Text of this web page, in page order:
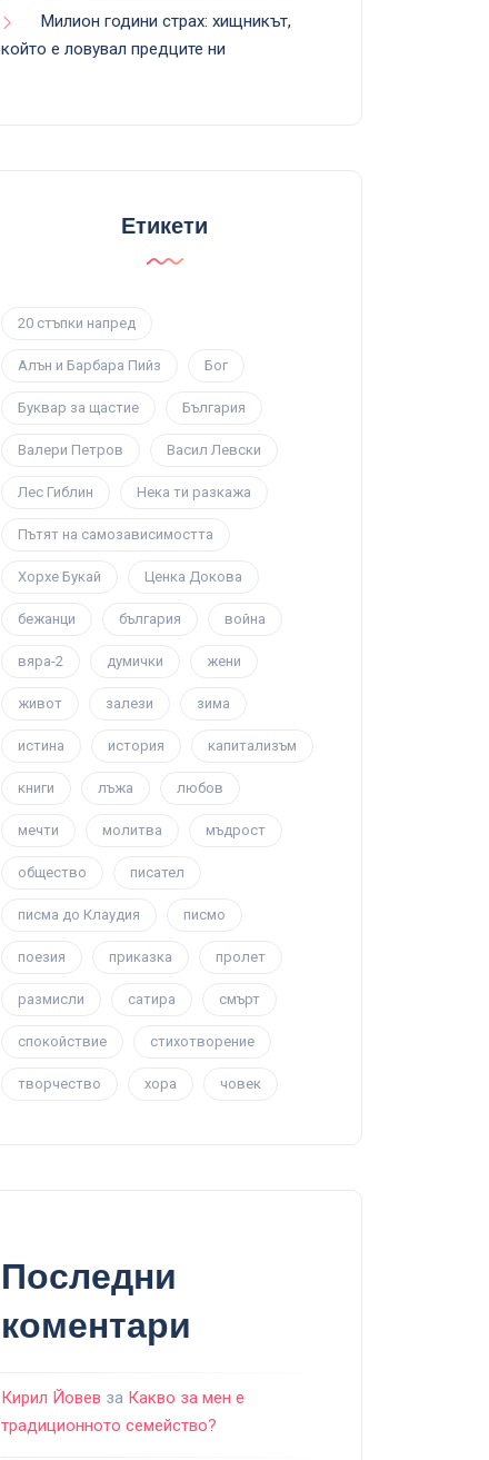
Милион години страх: хищникът,
който е ловувал предците ни
Етикети
20 стъпки напред
Алън и Барбара Пийз Бог
Буквар за щастие България
Валери Петров Васил Левски
Лес Гиблин Нека ти разкажа
Пътят на самозависимостта
Хорхе Букай Ценка Докова
бежанци българия война
вяра-2 думички жени
живот залези зима
истина история капитализъм
книги лъжа любов
мечти молитва мъдрост
общество писател
писма до Клаудия писмо
поезия приказка пролет
размисли сатира смърт
спокойствие стихотворение
творчество хора човек
Последни
коментари
Кирил Йовев за Какво за мен е
традиционното семейство?